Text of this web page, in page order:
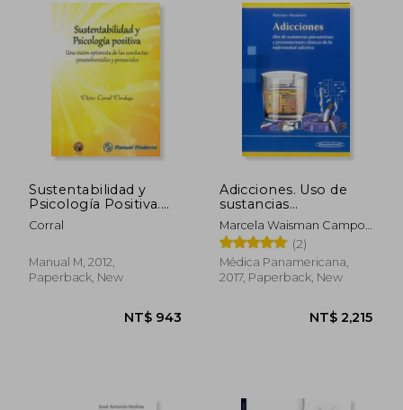
NT$ 1,257
Sustentabilidad y
Psicología Positiva.
Una Visión Optimista
de las Conductas
Prosociales 1A. Ed (in
Spanish)
Corral
Manual M, 2012,
Paperback, New
Adicciones. Uso de
sustancias
psicoactivas y
presentaciones
clínicas de la
enfermedad adictiva
(in Spanish)
Marcela Waisman Campos,
Antonio Benabarre
Hernández
(2)
Médica Panamericana,
2017, Paperback, New